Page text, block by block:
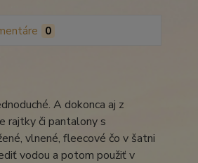
0
A dokonca aj z
rajtky či pantalony s
vlnené, fleecové čo v šatni
vodou a potom použiť v